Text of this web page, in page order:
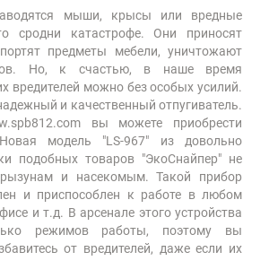
мыши, крысы или вредные
сродни катастрофе. Они приносят
предметы мебели, уничтожают
Но, к счастью, в наше время
вредителей можно без особых усилий.
и качественный отпугиватель.
вы можете приобрести
модель "LS-967" из довольно
подобных товаров "ЭкоСнайпер" не
и насекомым. Такой прибор
и приспособлен к работе в любом
и т.д. В арсенале этого устройства
режимов работы, поэтому вы
от вредителей, даже если их